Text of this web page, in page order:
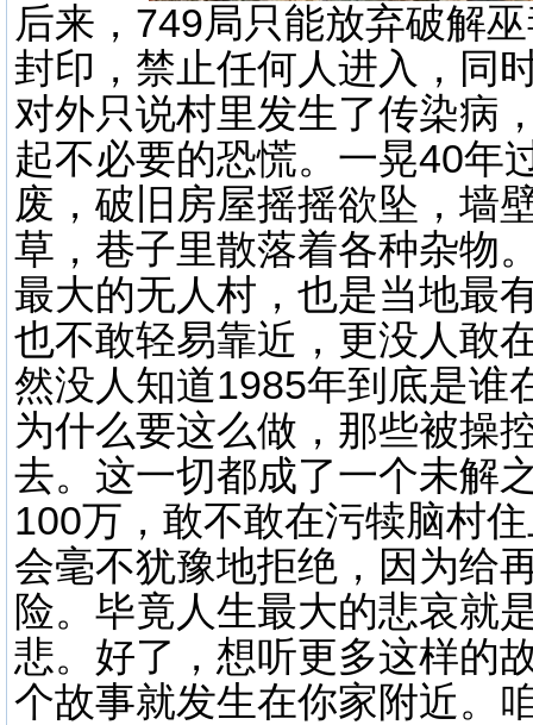
后来，749局只能放弃破解
封印，禁止任何人进入，同
对外只说村里发生了传染病
起不必要的恐慌。一晃40年
废，破旧房屋摇摇欲坠，墙
草，巷子里散落着各种杂物
最大的无人村，也是当地最
也不敢轻易靠近，更没人敢
然没人知道1985年到底是谁
为什么要这么做，那些被操
去。这一切都成了一个未解
100万，敢不敢在污犊脑村
会毫不犹豫地拒绝，因为给
险。毕竟人生最大的悲哀就
悲。好了，想听更多这样的
个故事就发生在你家附近。